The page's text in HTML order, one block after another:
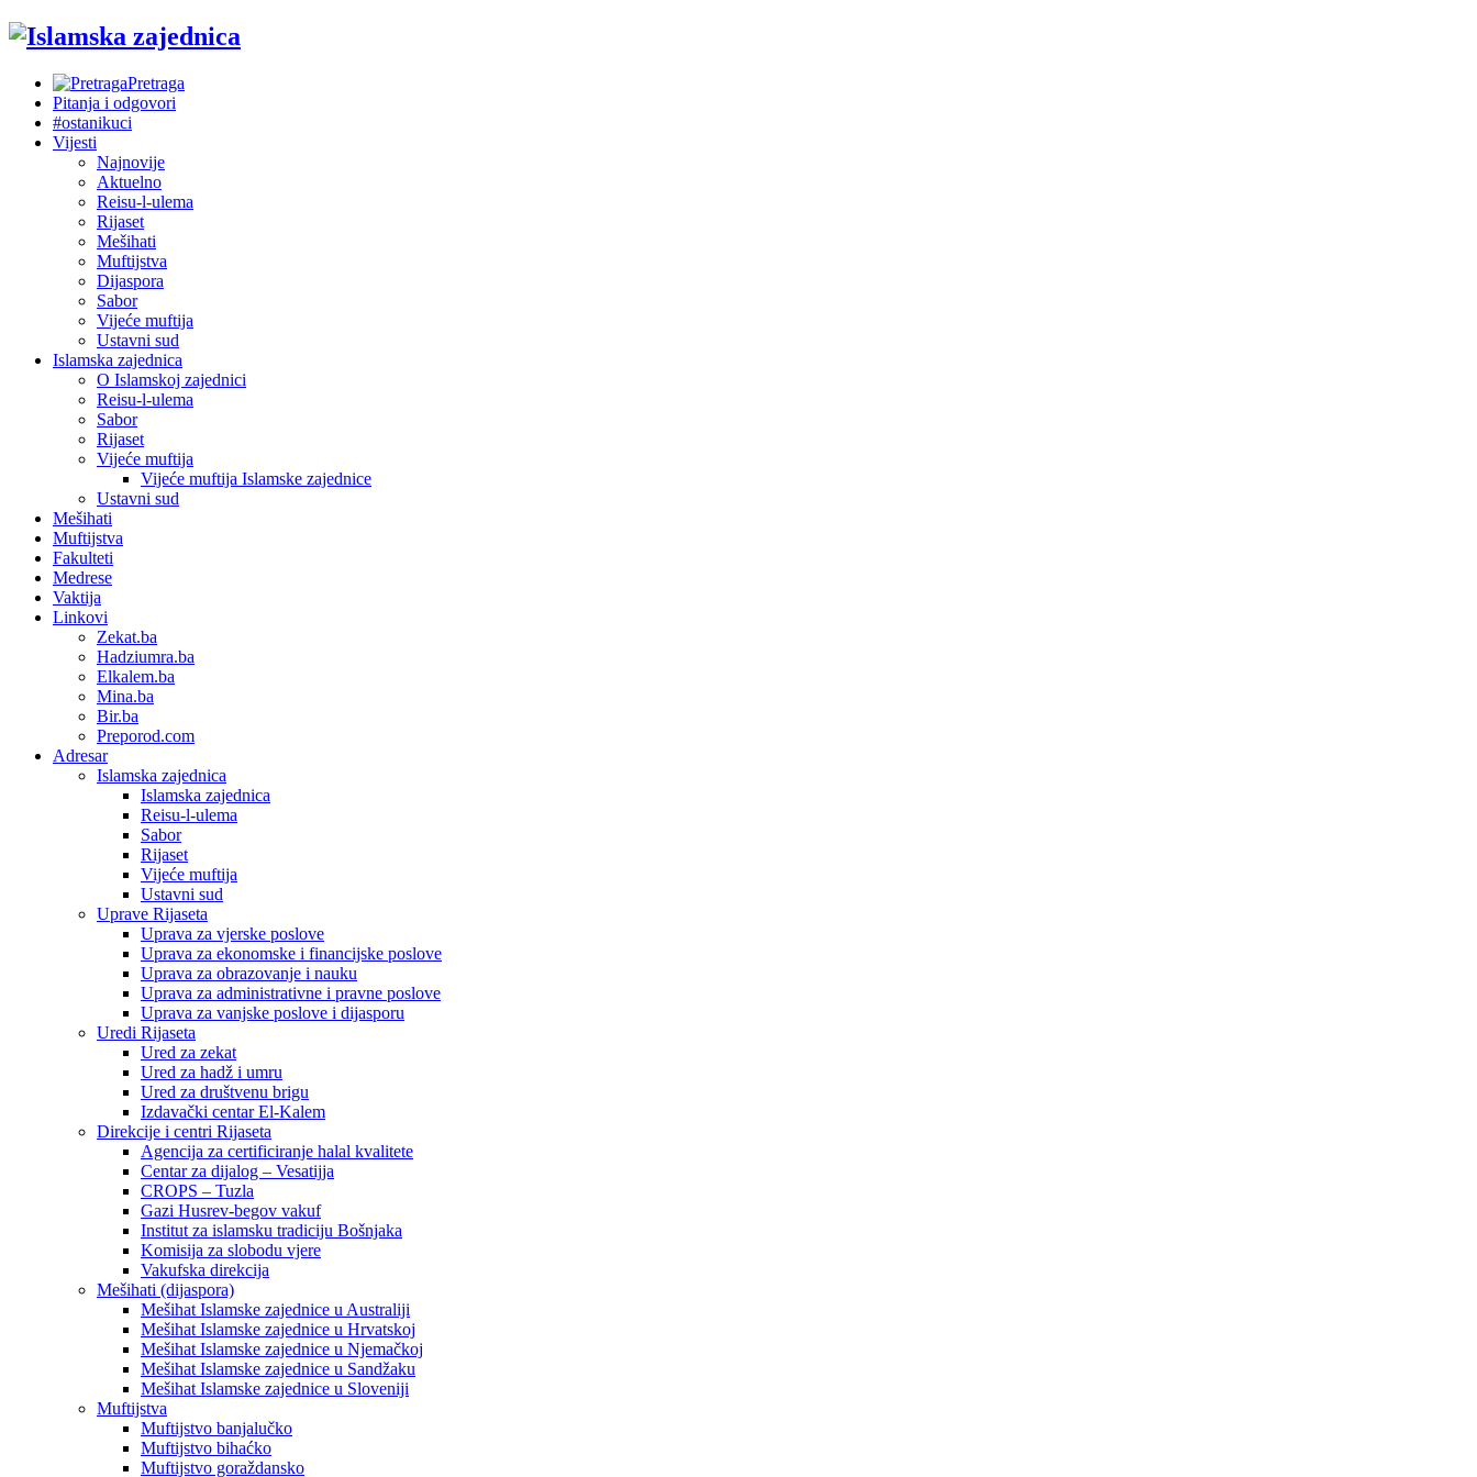
Pretraga
Pitanja i odgovori
#ostanikuci
Vijesti
Najnovije
Aktuelno
Reisu-l-ulema
Rijaset
Mešihati
Muftijstva
Dijaspora
Sabor
Vijeće muftija
Ustavni sud
Islamska zajednica
O Islamskoj zajednici
Reisu-l-ulema
Sabor
Rijaset
Vijeće muftija
Vijeće muftija Islamske zajednice
Ustavni sud
Mešihati
Muftijstva
Fakulteti
Medrese
Vaktija
Linkovi
Zekat.ba
Hadziumra.ba
Elkalem.ba
Mina.ba
Bir.ba
Preporod.com
Adresar
Islamska zajednica
Islamska zajednica
Reisu-l-ulema
Sabor
Rijaset
Vijeće muftija
Ustavni sud
Uprave Rijaseta
Uprava za vjerske poslove
Uprava za ekonomske i financijske poslove
Uprava za obrazovanje i nauku
Uprava za administrativne i pravne poslove
Uprava za vanjske poslove i dijasporu
Uredi Rijaseta
Ured za zekat
Ured za hadž i umru
Ured za društvenu brigu
Izdavački centar El-Kalem
Direkcije i centri Rijaseta
Agencija za certificiranje halal kvalitete
Centar za dijalog – Vesatijja
CROPS – Tuzla
Gazi Husrev-begov vakuf
Institut za islamsku tradiciju Bošnjaka
Komisija za slobodu vjere
Vakufska direkcija
Mešihati (dijaspora)
Mešihat Islamske zajednice u Australiji
Mešihat Islamske zajednice u Hrvatskoj
Mešihat Islamske zajednice u Njemačkoj
Mešihat Islamske zajednice u Sandžaku
Mešihat Islamske zajednice u Sloveniji
Muftijstva
Muftijstvo banjalučko
Muftijstvo bihaćko
Muftijstvo goraždansko